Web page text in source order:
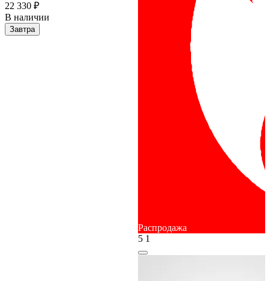
22 330 ₽
В наличии
Завтра
Распродажа
5 1